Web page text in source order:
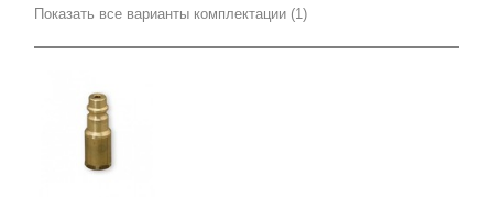
Показать все варианты комплектации (1)